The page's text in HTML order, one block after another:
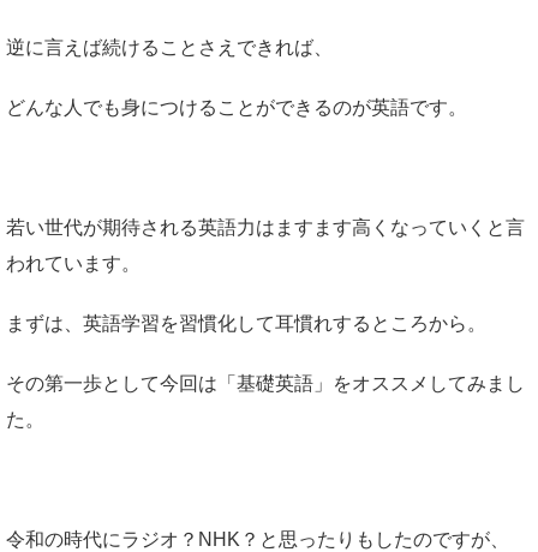
逆に言えば続けることさえできれば、
どんな人でも身につけることができるのが英語です。
若い世代が期待される英語力はますます高くなっていくと言
われています。
まずは、英語学習を習慣化して耳慣れするところから。
その第一歩として今回は「基礎英語」をオススメしてみまし
た。
令和の時代にラジオ？NHK？と思ったりもしたのですが、